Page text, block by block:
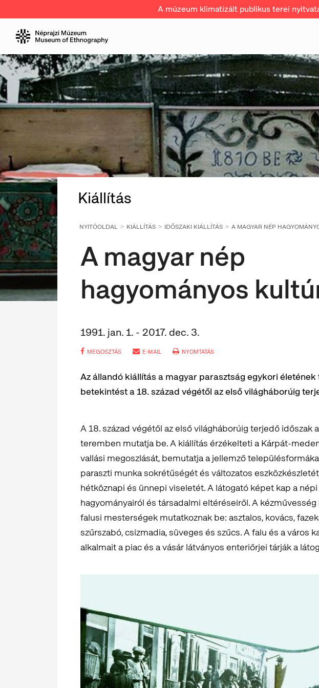
A múzeum klimatizált publikus terei
Kiállítás
NYITÓOLDAL KIÁLLÍTÁS IDŐSZAKI KIÁLLÍTÁS A MAGYAR NÉP
A magyar nép
hagyományos
1991. jan. 1. - 2017. dec. 3.
MEGOSZTÁS E-MAIL NYOMTATÁS
Az állandó kiállítás a magyar parasztság egykori
betekintést a 18. század végétől az első világháborúig
A 18. század végétől az első világháborúig terjedő időszak
teremben mutatja be. A kiállítás érzékelteti a Kárpát-
vallási megoszlását, bemutatja a jellemző
paraszti munka sokrétűségét és változatos
hétköznapi és ünnepi viseletét. A látogató képet kap a
hagyományairól és társadalmi eltéréseiről. A
falusi mesterségek mutatkoznak be: asztalos, kovács,
szűrszabó, csizmadia, süveges és szűcs. A falu és a város
alkalmait a piac és a vásár látványos enteriőrjei tárják a